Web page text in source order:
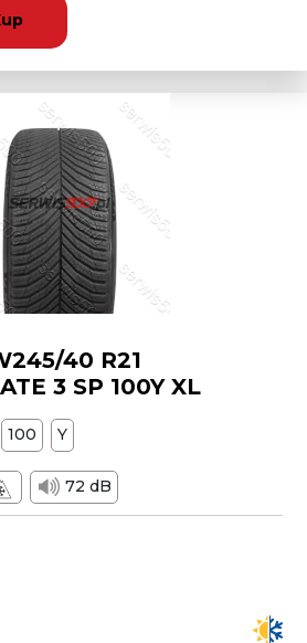
40 R21
3 SP 100Y XL
100 Y
72 dB